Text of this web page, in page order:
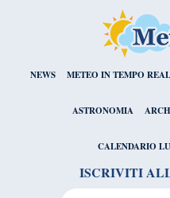
NEWS METEO IN TEMPO
ASTRONOMIA
CALENDARIO
ISCRIVITI